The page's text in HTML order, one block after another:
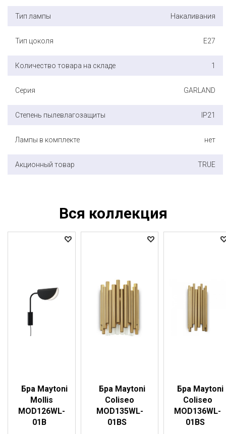
Тип лампы Накаливания
Тип цоколя E27
Количество товара на складе 1
Серия GARLAND
Степень пылевлагозащиты IP21
Лампы в комплекте нет
Акционный товар TRUE
Вся коллекция
Бра Maytoni
Mollis
MOD126WL-
01B
Бра Maytoni
Coliseo
MOD135WL-
01BS
Бра Maytoni
Coliseo
MOD136WL-
01BS